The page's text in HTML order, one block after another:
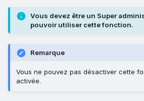
Vous devez être un Super
pouvoir utiliser cette fonction.
Remarque
Vous ne pouvez pas désactiver cette
activée.